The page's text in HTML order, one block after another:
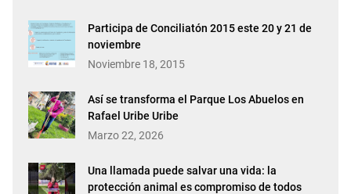
Participa de Conciliatón 2015 este 20 y 21 de
noviembre
Noviembre 18, 2015
Así se transforma el Parque Los Abuelos en
Rafael Uribe Uribe
Marzo 22, 2026
Una llamada puede salvar una vida: la
protección animal es compromiso de todos